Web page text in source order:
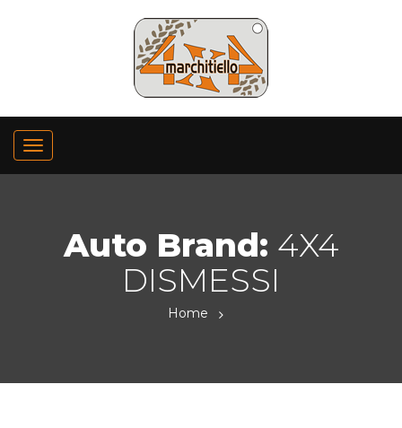
Auto Brand: 4X4
DISMESSI
Home